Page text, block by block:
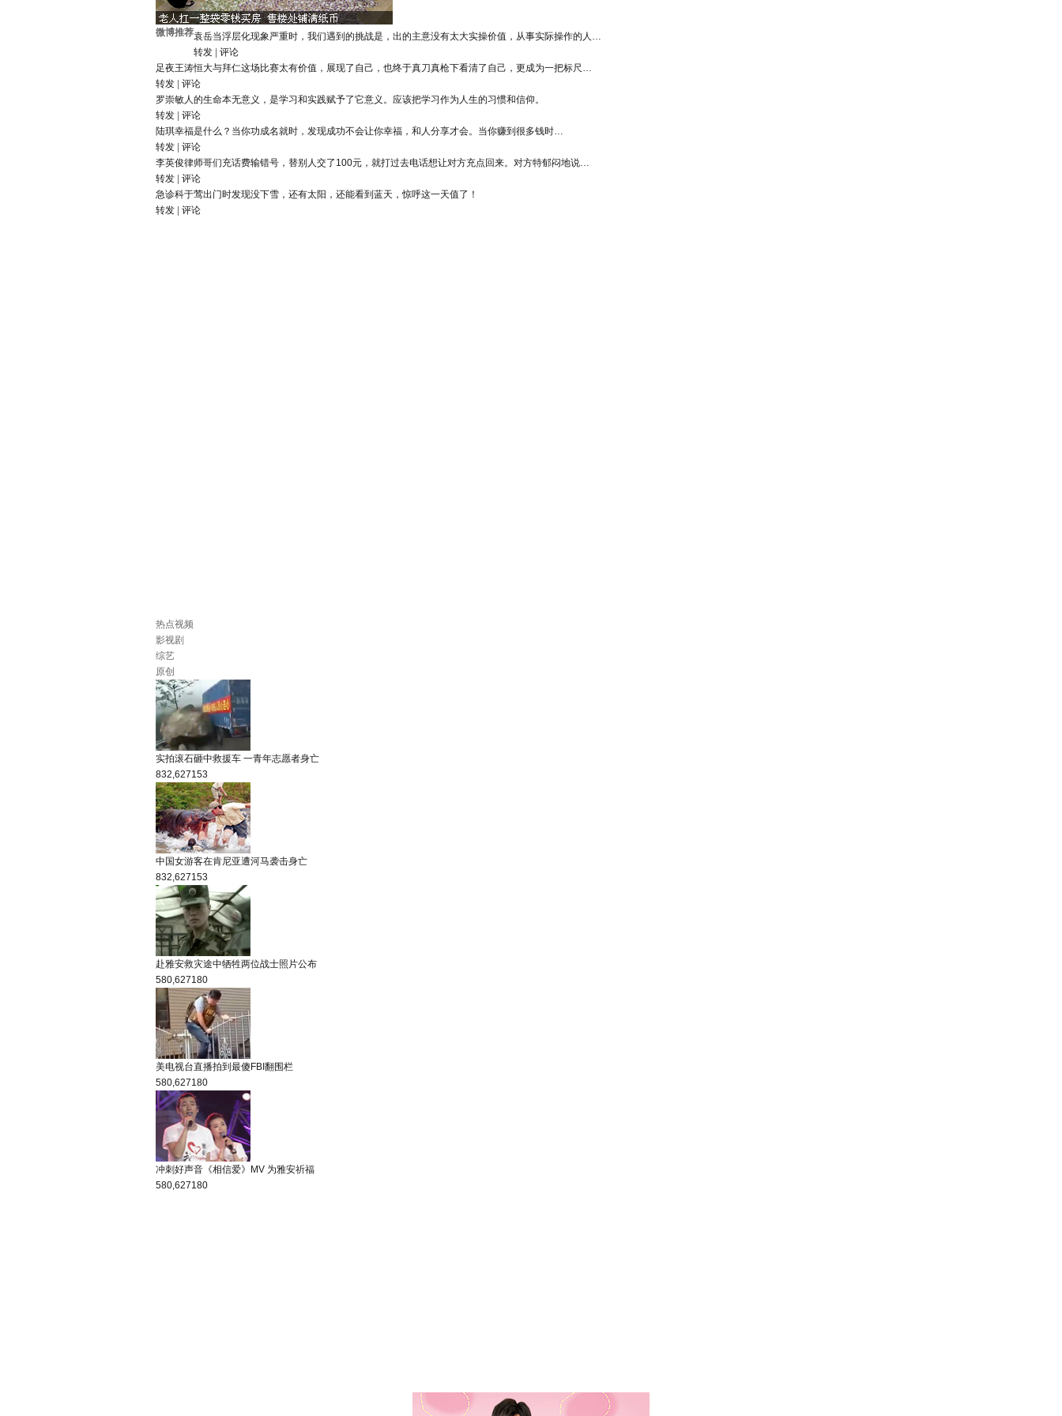
微博推荐袁岳当浮层化现象严重时，我们遇到的挑战是，出的主意没有太大实操价值，从事实际操作的人…
转发
评论
足夜王涛恒大与拜仁这场比赛太有价值，展现了自己，也终于真刀真枪下看清了自己，更成为一把标尺…
转发
评论
罗崇敏人的生命本无意义，是学习和实践赋予了它意义。应该把学习作为人生的习惯和信仰。
转发
评论
陆琪幸福是什么？当你功成名就时，发现成功不会让你幸福，和人分享才会。当你赚到很多钱时…
转发
评论
李英俊律师哥们充话费输错号，替别人交了100元，就打过去电话想让对方充点回来。对方特郁闷地说…
转发
评论
急诊科于莺出门时发现没下雪，还有太阳，还能看到蓝天，惊呼这一天值了！
转发
评论
热点视频
影视剧
综艺
原创
实拍滚石砸中救援车 一青年志愿者身亡
832,627153
中国女游客在肯尼亚遭河马袭击身亡
832,627153
赴雅安救灾途中牺牲两位战士照片公布
580,627180
美电视台直播拍到最傻FBI翻围栏
580,627180
冲刺好声音《相信爱》MV 为雅安祈福
580,627180